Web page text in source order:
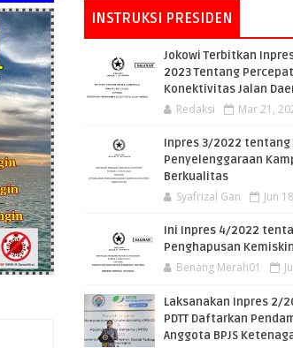
INSTRUKSI PRESIDEN
Jokowi Terbitkan
2023 Tentang
Konektivitas Jalan
Redaksi Mar 21,
Inpres 3/2022
Penyelenggaraan
Berkualitas
Syafrizal Gan Jun
Ini Inpres 4/2022
Penghapusan
Benang Merah01
Laksanakan Inpres 2/
PDTT Daftarkan
Anggota BPJS